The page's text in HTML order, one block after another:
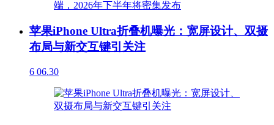
苹果iPhone Ultra折叠机曝光：宽屏设计、双摄
布局与新交互键引关注
6 06.30